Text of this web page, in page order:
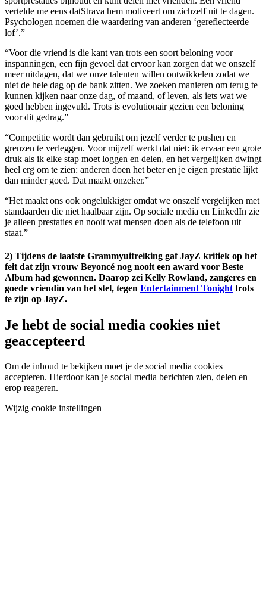
vertelde me eens datStrava hem motiveert om zichzelf uit te dagen.
Psychologen noemen die waardering van anderen ‘gereflecteerde
lof’.”
“Voor die vriend is die kant van trots een soort beloning voor
inspanningen, een fijn gevoel dat ervoor kan zorgen dat we onszelf
meer uitdagen, dat we onze talenten willen ontwikkelen zodat we
niet de hele dag op de bank zitten. We zoeken manieren om terug te
kunnen kijken naar onze dag, of maand, of leven, als iets wat we
goed hebben ingevuld. Trots is evolutionair gezien een beloning
voor dit gedrag.”
“Competitie wordt dan gebruikt om jezelf verder te pushen en
grenzen te verleggen. Voor mijzelf werkt dat niet: ik ervaar een grote
druk als ik elke stap moet loggen en delen, en het vergelijken dwingt
heel erg om te zien: anderen doen het beter en je eigen prestatie lijkt
dan minder goed. Dat maakt onzeker.”
“Het maakt ons ook ongelukkiger omdat we onszelf vergelijken met
standaarden die niet haalbaar zijn. Op sociale media en LinkedIn zie
je alleen prestaties en nooit wat mensen doen als de telefoon uit
staat.”
2) Tijdens de laatste Grammyuitreiking gaf JayZ kritiek op het
feit dat zijn vrouw Beyoncé nog nooit een award voor Beste
Album had gewonnen. Daarop zei Kelly Rowland, zangeres en
goede vriendin van het stel, tegen Entertainment Tonight trots
te zijn op JayZ.
Je hebt de social media cookies niet
geaccepteerd
Om de inhoud te bekijken moet je de social media cookies
accepteren. Hierdoor kan je social media berichten zien, delen en
erop reageren.
Wijzig cookie instellingen